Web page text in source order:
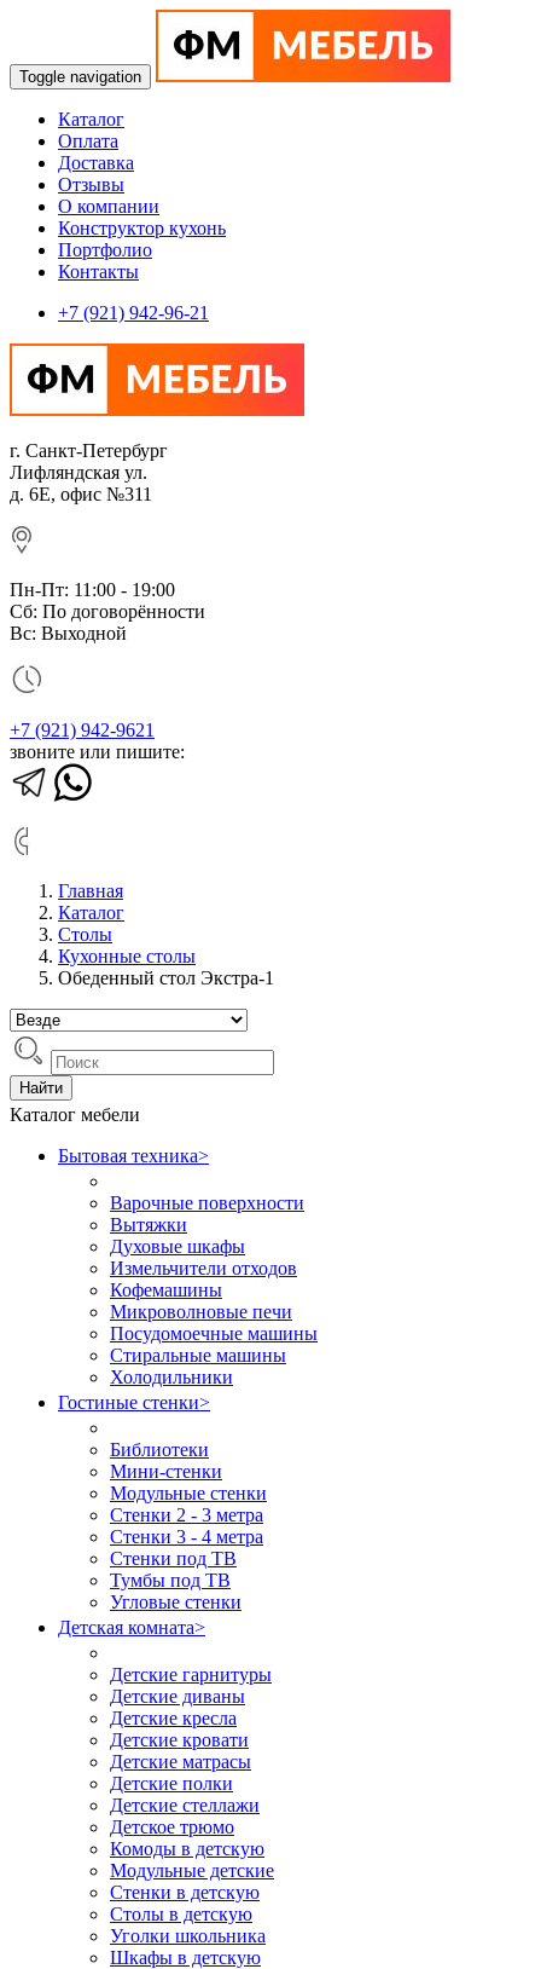
Toggle navigation
Каталог
Оплата
Доставка
Отзывы
О компании
Конструктор кухонь
Портфолио
Контакты
+7 (921) 942-96-21
г. Санкт-Петербург
Лифляндская ул.
д. 6Е, офис №311
Пн-Пт: 11:00 - 19:00
Сб: По договорённости
Вс: Выходной
+7 (921) 942-9621
звоните или пишите:
Главная
Каталог
Столы
Кухонные столы
Обеденный стол Экстра-1
Найти
Каталог мебели
Бытовая техника>
Варочные поверхности
Вытяжки
Духовые шкафы
Измельчители отходов
Кофемашины
Микроволновые печи
Посудомоечные машины
Стиральные машины
Холодильники
Гостиные стенки>
Библиотеки
Мини-стенки
Модульные стенки
Стенки 2 - 3 метра
Стенки 3 - 4 метра
Стенки под ТВ
Тумбы под ТВ
Угловые стенки
Детская комната>
Детские гарнитуры
Детские диваны
Детские кресла
Детские кровати
Детские матрасы
Детские полки
Детские стеллажи
Детское трюмо
Комоды в детскую
Модульные детские
Стенки в детскую
Столы в детскую
Уголки школьника
Шкафы в детскую